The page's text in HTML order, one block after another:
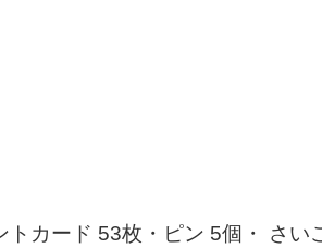
カード 53枚・ピン 5個・ さい